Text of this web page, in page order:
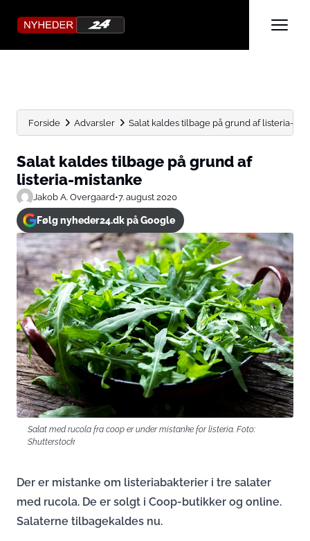
Forside Advarsler Salat kaldes tilbage på grund af listeria-
Salat kaldes tilbage på grund af
listeria-mistanke
Jakob A. Overgaard•7. august 2020
Følg nyheder24.dk på Google
Salat med rucola fra coop er under mistanke for listeria. Foto:
Shutterstock
Der er mistanke om listeriabakterier i tre salater
med rucola. De er solgt i Coop-butikker og online.
Salaterne tilbagekaldes nu.